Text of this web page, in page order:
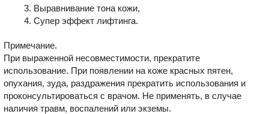
Выравнивание тона кожи,
Супер эффект лифтинга.
Примечание.
При выраженной несовместимости, прекратите
использование. При появлении на коже красных пятен,
опухания, зуда, раздражения прекратить использования и
проконсультироваться с врачом. Не применять, в случае
наличия травм, воспалений или экземы.